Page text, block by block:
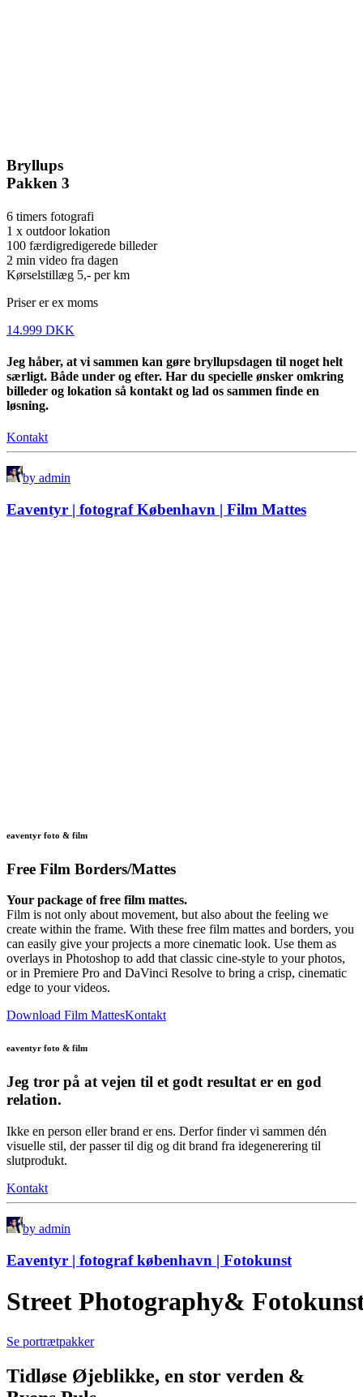
Bryllups
Pakken 3
6 timers fotografi
1 x outdoor lokation
100 færdigredigerede billeder
2 min video fra dagen
Kørselstillæg 5,- per km
Priser er ex moms
14.999 DKK
Jeg håber, at vi sammen kan gøre bryllupsdagen til noget helt
særligt. Både under og efter. Har du specielle ønsker omkring
billeder og lokation så kontakt og lad os sammen finde en
løsning.
Kontakt
by admin
Eaventyr | fotograf København | Film Mattes
eaventyr foto & film
Free Film Borders/Mattes
Your package of free film mattes.
Film is not only about movement, but also about the feeling we
create within the frame. With these free film mattes and borders, you
can easily give your projects a more cinematic look. Use them as
overlays in Photoshop to add that classic cine-style to your photos,
or in Premiere Pro and DaVinci Resolve to bring a crisp, cinematic
edge to your videos.
Download Film MattesKontakt
eaventyr foto & film
Jeg tror på at vejen til et godt resultat er en god
relation.
Ikke en person eller brand er ens. Derfor finder vi sammen dén
visuelle stil, der passer til dig og dit brand fra idegenerering til
slutprodukt.
Kontakt
by admin
Eaventyr | fotograf københavn | Fotokunst
Street Photography& Fotokuns
Se portrætpakker
Tidløse Øjeblikke, en stor verden &